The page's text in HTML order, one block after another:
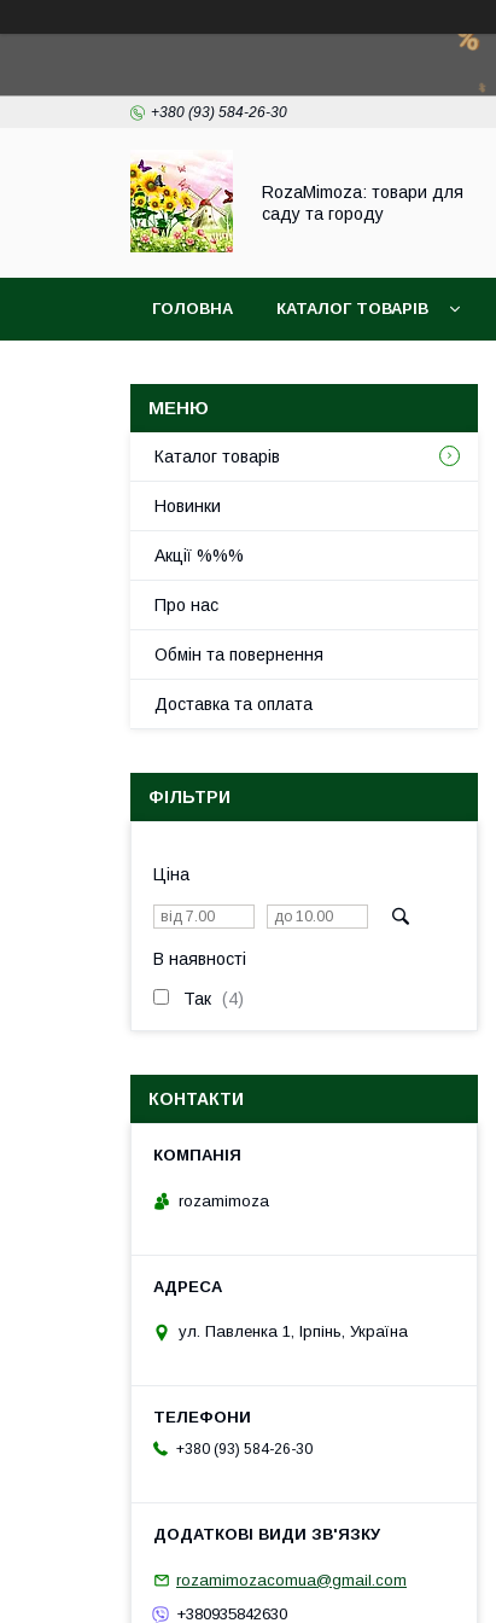
+380 (93) 584-26-30
RozaMimoza: товари для
саду та городу
ГОЛОВНА КАТАЛОГ ТОВАРІВ
Каталог товарів
Новинки
Акції %%%
Про нас
Обмін та повернення
Доставка та оплата
ФІЛЬТРИ
Ціна
В наявності
Так 4
КОНТАКТИ
rozamimoza
ул. Павленка 1, Ірпінь, Україна
+380 (93) 584-26-30
rozamimozacomua@gmail.com
+380935842630